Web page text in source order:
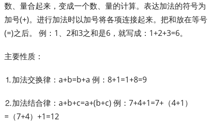
数、量合起来，变成一个数、量的计算。表达加法的符号为
加号(+)。进行加法时以加号将各项连接起来。把和放在等号
(=)之后。 例：1、2和3之和是6，就写成：1+2+3=6。
主要性质：
⒈加法交换律：a+b=b+a 例：8+1=1+8=9
⒉加法结合律：a+b+c=a+(b+c) 例：7+4+1=7+（4+1）
=（7+4）+1=12